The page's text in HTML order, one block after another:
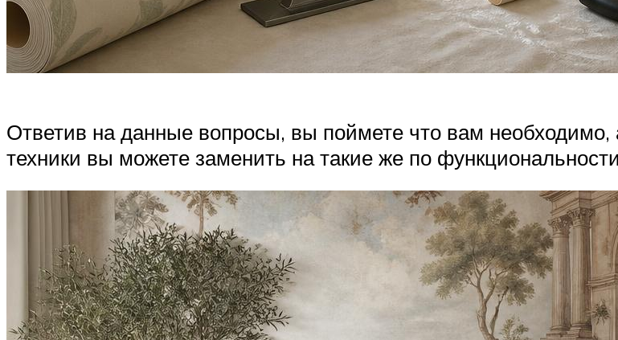
Ответив на данные вопросы, вы поймете что вам
техники вы можете заменить на такие же по